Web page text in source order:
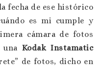
fecha de ese histórico
es mi cumple y
cámara de fotos
Kodak Instamatic
de fotos, dicho en